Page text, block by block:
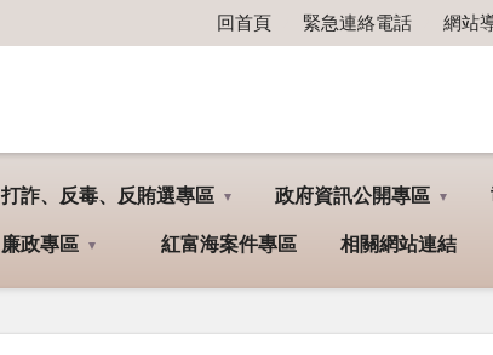
回首頁 緊急連絡電話 網站
打詐、反毒、反賄選專區 政府資訊公開專區
廉政專區 紅富海案件專區 相關網站連結